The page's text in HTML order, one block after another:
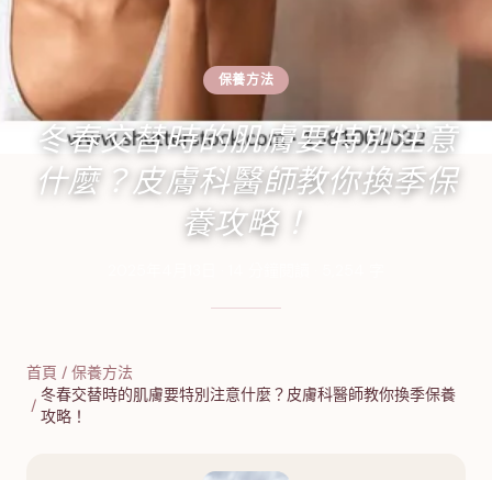
保養方法
冬春交替時的肌膚要特別注意
什麼？皮膚科醫師教你換季保
養攻略！
首頁 / 保養方法
/
冬春交替時的肌膚要特別注意什麼？皮膚科醫師教你換季保養
攻略！